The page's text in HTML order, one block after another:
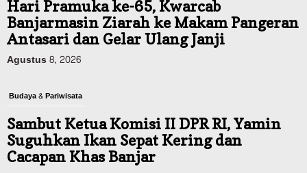
Hari Pramuka ke-65, Kwarcab
Banjarmasin Ziarah ke Makam Pangeran
Antasari dan Gelar Ulang Janji
Agustus 8, 2026
Budaya & Pariwisata
Sambut Ketua Komisi II DPR RI, Yamin
Suguhkan Ikan Sepat Kering dan
Cacapan Khas Banjar